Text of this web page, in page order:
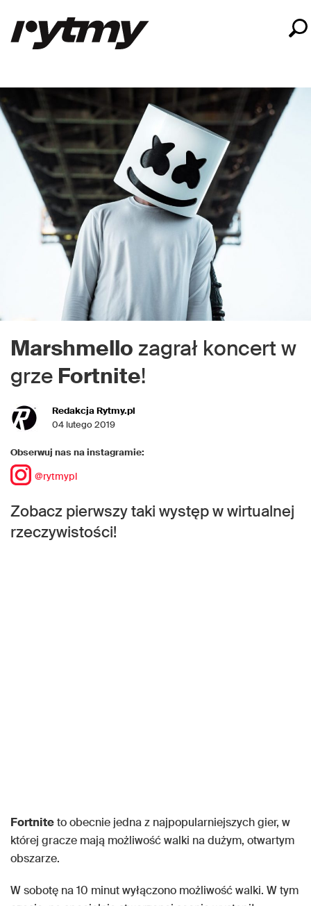
Marshmello zagrał koncert w
grze Fortnite!
Redakcja Rytmy.pl
04 lutego 2019
Obserwuj nas na instagramie:
@rytmypl
Zobacz pierwszy taki występ w wirtualnej
rzeczywistości!
Fortniteto obecnie jedna z najpopularniejszych gier, w
której gracze mają możliwość walki na dużym, otwartym
obszarze.
W sobotę na 10 minut wyłączono możliwość walki. W tym